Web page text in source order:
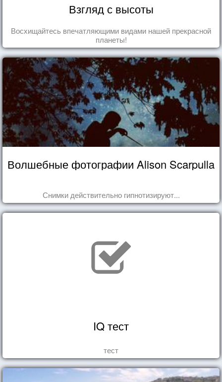
Взгляд с высоты
Восхищайтесь впечатляющими видами нашей прекрасной
планеты!
Волшебные фотографии Alison Scarpulla
Снимки действительно гипнотизируют...
IQ тест
тест